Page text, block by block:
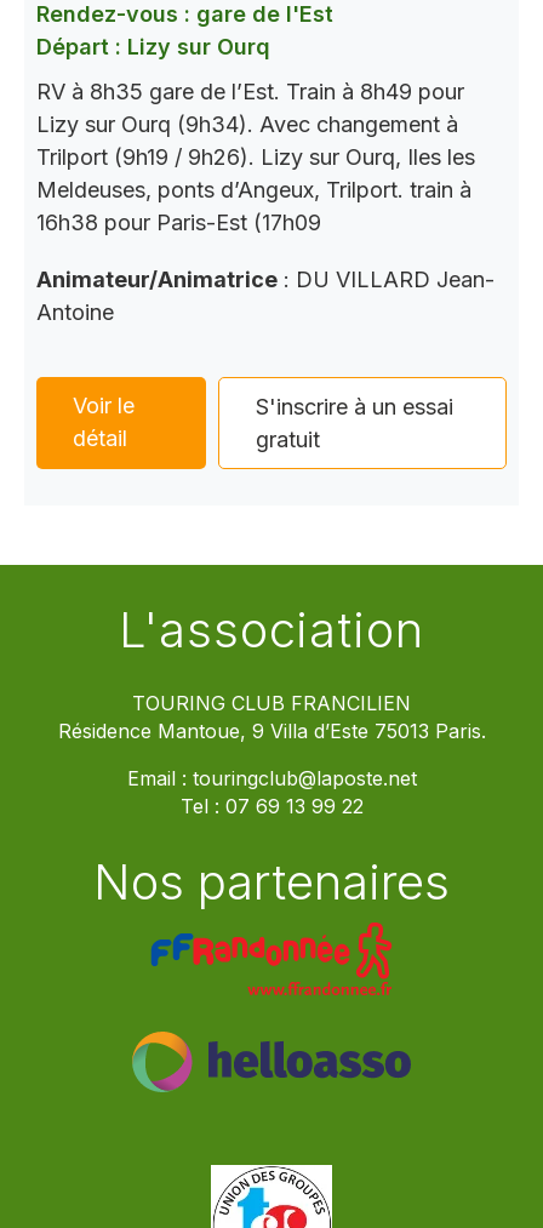
Rendez-vous : gare de l'Est
Départ : Lizy sur Ourq
RV à 8h35 gare de l’Est. Train à 8h49 pour
Lizy sur Ourq (9h34). Avec changement à
Trilport (9h19 / 9h26). Lizy sur Ourq, Iles les
Meldeuses, ponts d’Angeux, Trilport. train à
16h38 pour Paris-Est (17h09
Animateur/Animatrice : DU VILLARD Jean-
Antoine
Voir le
détail
S'inscrire à un essai
gratuit
L'association
TOURING CLUB FRANCILIEN
Résidence Mantoue, 9 Villa d’Este 75013 Paris.
Email : touringclub@laposte.net
Tel : 07 69 13 99 22
Nos partenaires